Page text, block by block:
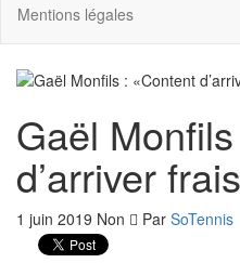
Mentions légales
Gaël
d’arriver
1 juin 2019 Non Par SoTennis